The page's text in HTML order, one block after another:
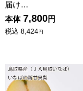
届け…
本体 7,800円
税込 8,424円
鳥取県産(JA鳥取い